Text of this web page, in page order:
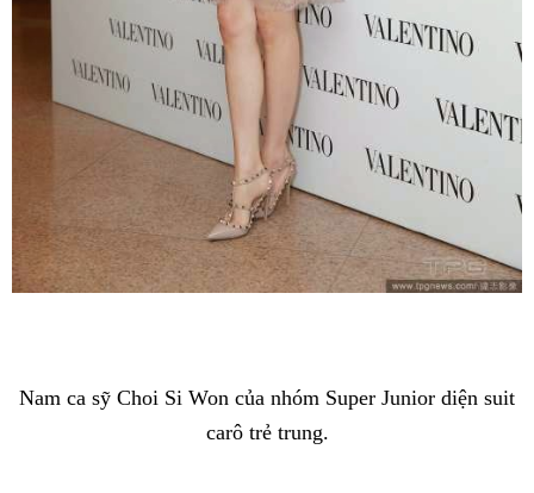
Nam ca sỹ Choi Si Won của nhóm Super Junior diện suit
carô trẻ trung.